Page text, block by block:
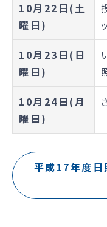
10月22日(土
曜日)
10月23日(日
曜日)
10月24日(月
曜日)
平成17年度日